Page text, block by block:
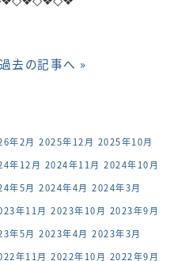
過去の記事へ »
年2月 2025年12月 2025年10月
年12月 2024年11月 2024年10月
年5月 2024年4月 2024年3月
年11月 2023年10月 2023年9月
年5月 2023年4月 2023年3月
年11月 2022年10月 2022年9月